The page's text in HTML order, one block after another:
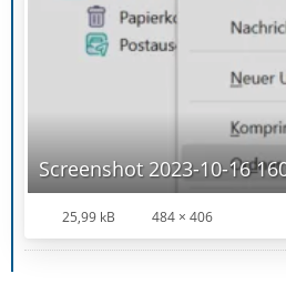
Screenshot 2023-10-16
25,99 kB 484 × 406